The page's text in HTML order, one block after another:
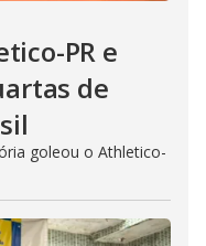
PR e
de
goleou o Athletico-